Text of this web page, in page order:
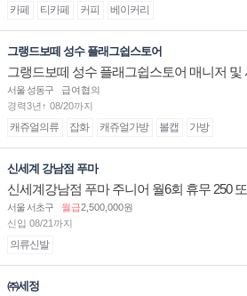
카페 티카페 커피 베이커리
그랭드보떼 성수 플래그쉽스토어
그랭드보떼 성수 플래그쉽스토어 매니저 및
자)
서울 성동구
급여협의
경력3년↑ 08/20까지
캐쥬얼의류 잡화 캐쥬얼가방 볼캡 가방
신세계 강남점 푸마
신세계강남점 푸마 주니어 월6회 휴무 250
서울 서초구 월급2,500,000원
신입 08/21까지
의류신발
㈜세정